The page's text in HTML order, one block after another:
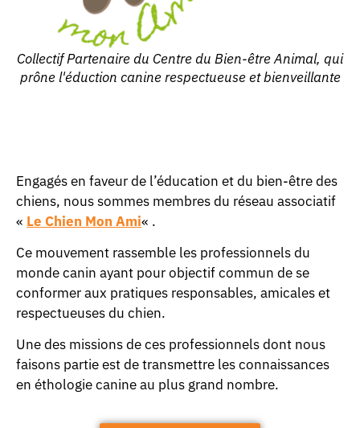
Collectif Partenaire du Centre du Bien-être Animal, qui
prône l'éduction canine respectueuse et bienveillante
Engagés en faveur de l’éducation et du bien-être des
chiens, nous sommes membres du réseau associatif
« Le Chien Mon Ami« .
Ce mouvement rassemble les professionnels du
monde canin ayant pour objectif commun de se
conformer aux pratiques responsables, amicales et
respectueuses du chien.
Une des missions de ces professionnels dont nous
faisons partie est de transmettre les connaissances
en éthologie canine au plus grand nombre.